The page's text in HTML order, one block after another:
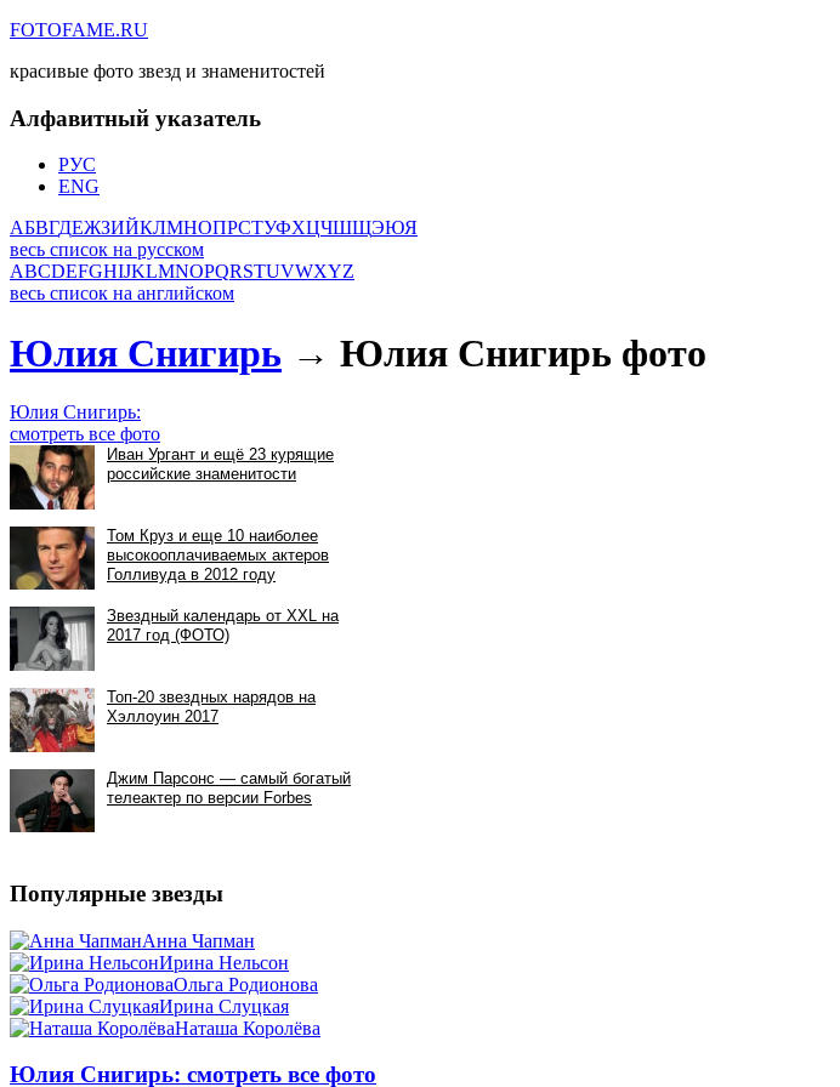
FOTOFAME.RU
красивые фото звезд и знаменитостей
Алфавитный указатель
РУС
ENG
АБВГДЕЖЗИЙКЛМНОПРСТУФХЦЧШЩЭЮЯ
весь список на русском
ABCDEFGHIJKLMNOPQRSTUVWXYZ
весь список на английском
Юлия Снигирь → Юлия Снигирь фото
Юлия Снигирь:
смотреть все фото
Популярные звезды
Анна Чапман
Ирина Нельсон
Ольга Родионова
Ирина Слуцкая
Наташа Королёва
Юлия Снигирь: смотреть все фото